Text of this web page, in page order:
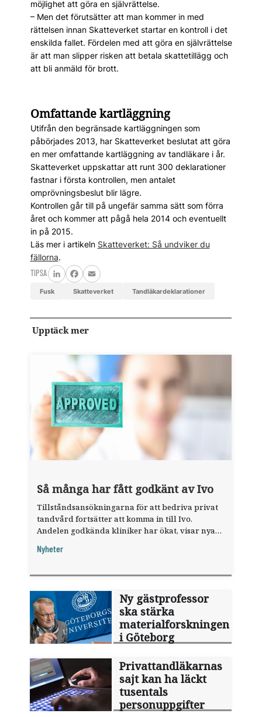
möjlighet att göra en självrättelse.
– Men det förutsätter att man kommer in med
rättelsen innan Skatteverket startar en kontroll i det
enskilda fallet. Fördelen med att göra en självrättelse
är att man slipper risken att betala skattetillägg och
att bli anmäld för brott.
Omfattande kartläggning
Utifrån den begränsade kartläggningen som
påbörjades 2013, har Skatteverket beslutat att göra
en mer omfattande kartläggning av tandläkare i år.
Skatteverket uppskattar att runt 300 deklarationer
fastnar i första kontrollen, men antalet
omprövningsbeslut blir lägre.
Kontrollen går till på ungefär samma sätt som förra
året och kommer att pågå hela 2014 och eventuellt
in på 2015.
Läs mer i artikeln Skatteverket: Så undviker du
fällorna.
TIPSA
LinkedInFacebook
Email
fusk Skatteverket tandläkardeklarationer
Upptäck mer
Så många har fått godkänt av Ivo
Tillståndsansökningarna för att bedriva privat
tandvård fortsätter att komma in till Ivo.
Andelen godkända kliniker har ökat, visar nya
Nyheter
Ny gästprofessor
ska stärka
materialforskningen
i Göteborg
Privattandläkarnas
sajt kan ha läckt
tusentals
personuppgifter